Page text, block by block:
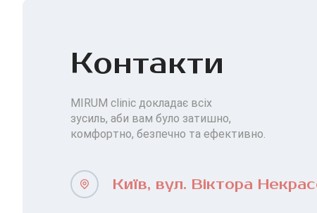
Контакти
MIRUM clinic докладає всіх
зусиль, аби вам було затишно,
комфортно, безпечно та ефективно.
Київ, вул. Віктора